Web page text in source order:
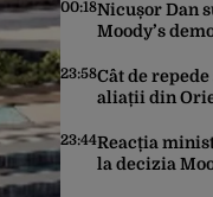
00:18Nicușor Dan
Moody’s
încrederea
perspectiva
23:58Cât de
aliații din
23:44Reacția
la decizia